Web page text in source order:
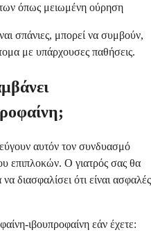
όπως μειωμένη ούρηση
σπάνιες, μπορεί να συμβούν,
με υπάρχουσες παθήσεις.
αυτόν τον συνδυασμό
επιπλοκών. Ο γιατρός σας θα
να διασφαλίσει ότι είναι ασφαλές
ιβουπροφαίνη εάν έχετε: